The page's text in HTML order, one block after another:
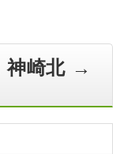
神崎北 →